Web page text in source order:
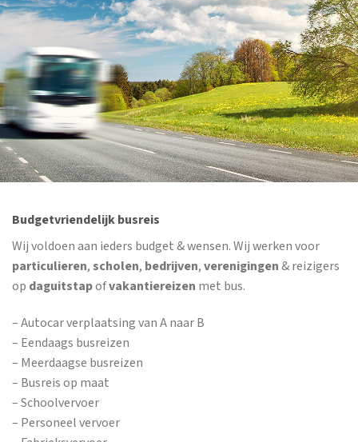
Budgetvriendelijk busreis
Wij voldoen aan ieders budget & wensen. Wij werken voor
particulieren,scholen, bedrijven,verenigingen& reizigers
op daguitstapofvakantiereizen met bus.
– Autocar verplaatsing van A naar B
– Eendaags busreizen
– Meerdaagse busreizen
– Busreis op maat
– Schoolvervoer
– Personeel vervoer